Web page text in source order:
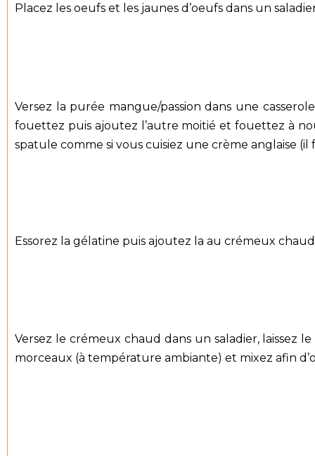
Placez les oeufs et les jaunes d’oeufs dans un
Versez la purée mangue/passion dans une
fouettez puis ajoutez l’autre moitié et fouettez à
spatule comme si vous cuisiez une crème anglaise
Essorez la gélatine puis ajoutez la au crémeux
Versez le crémeux chaud dans un saladier,
morceaux (à température ambiante) et mixez afin